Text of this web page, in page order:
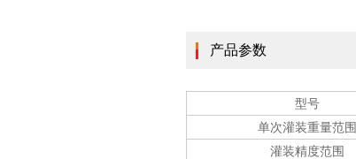
产品参数
型号
单次灌装重量范围
灌装精度范围